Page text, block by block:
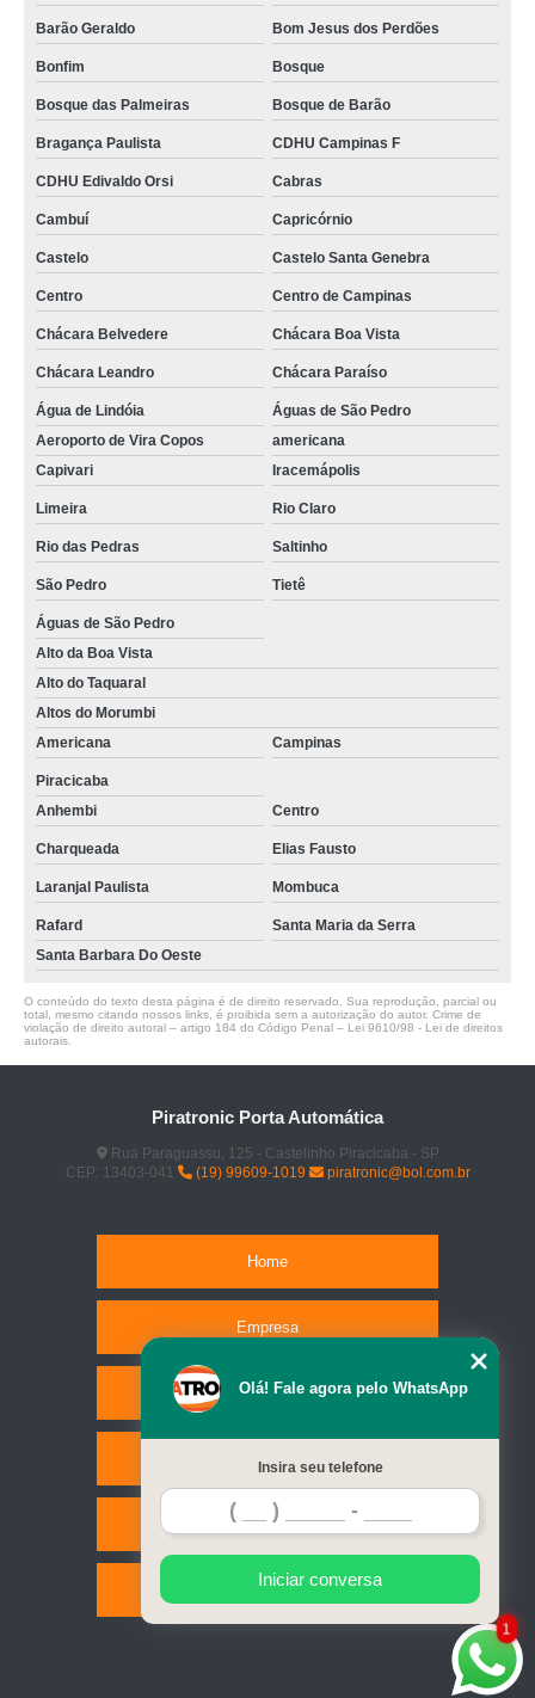
Barão Geraldo Bom Jesus dos Perdões
Bonfim Bosque
Bosque das Palmeiras Bosque de Barão
Bragança Paulista CDHU Campinas F
CDHU Edivaldo Orsi Cabras
Cambuí Capricórnio
Castelo Castelo Santa Genebra
Centro Centro de Campinas
Chácara Belvedere Chácara Boa Vista
Chácara Leandro Chácara Paraíso
Água de Lindóia
Águas de São Pedro
Aeroporto de Vira Copos
americana
Capivari
Iracemápolis
Limeira Rio Claro
Rio das Pedras Saltinho
São Pedro Tietê
Águas de São Pedro
Alto da Boa Vista
Alto do Taquaral
Altos do Morumbi
Americana
Campinas
Piracicaba
Anhembi
Centro
Charqueada Elias Fausto
Laranjal Paulista Mombuca
Rafard
Santa Maria da Serra
Santa Barbara Do Oeste
O conteúdo do texto desta página é de direito reservado. Sua reprodução, parcial ou
total, mesmo citando nossos links, é proibida sem a autorização do autor. Crime de
violação de direito autoral – artigo 184 do Código Penal – Lei 9610/98 - Lei de direitos
autorais
Piratronic Porta Automática
Rua Paraguassu, 125 - Castelinho Piracicaba - SP
CEP: 13403-041
(19) 99609-1019 piratronic@bol.com.br
Home
Empresa
Missão
Serviços
Contato
Mapa do site
1
Olá! Fale agora pelo WhatsApp
Insira seu telefone
Iniciar conversa